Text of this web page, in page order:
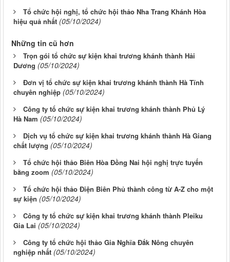
Tổ chức hội nghị, tổ chức hội thảo Nha Trang Khánh Hòa
hiệu quả nhất (05/10/2024)
Những tin cũ hơn
Trọn gói tổ chức sự kiện khai trương khánh thành Hải
Dương (05/10/2024)
Đơn vị tổ chức sự kiện khai trương khánh thành Hà Tĩnh
chuyên nghiệp (05/10/2024)
Công ty tổ chức sự kiện khai trương khánh thành Phủ Lý
Hà Nam (05/10/2024)
Dịch vụ tổ chức sự kiện khai trương khánh thành Hà Giang
chất lượng (05/10/2024)
Tổ chức hội thảo Biên Hòa Đồng Nai hội nghị trực tuyến
bằng zoom (05/10/2024)
Tổ chức hội thảo Điện Biên Phủ thành công từ A-Z cho một
sự kiện (05/10/2024)
Công ty tổ chức sự kiện khai trương khánh thành Pleiku
Gia Lai (05/10/2024)
Công ty tổ chức hội thảo Gia Nghĩa Đắk Nông chuyên
nghiệp nhất (05/10/2024)